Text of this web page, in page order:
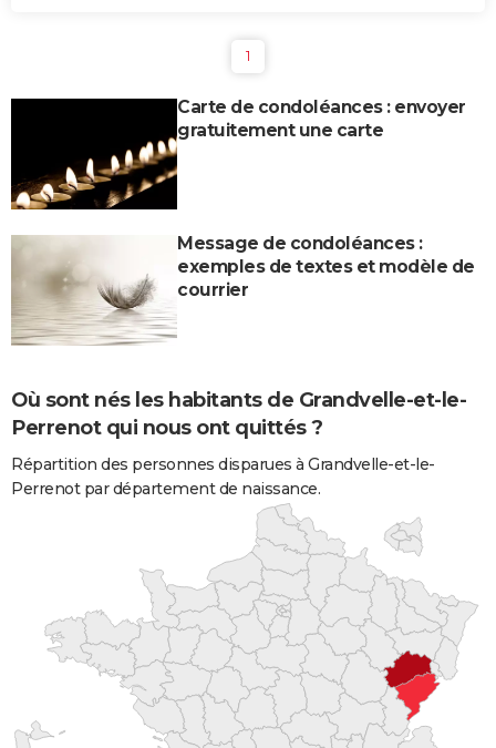
1
Carte de condoléances : envoyer
gratuitement une carte
Message de condoléances :
exemples de textes et modèle de
courrier
Où sont nés les habitants de Grandvelle-et-le-
Perrenot qui nous ont quittés ?
Répartition des personnes disparues à Grandvelle-et-le-
Perrenot par département de naissance.